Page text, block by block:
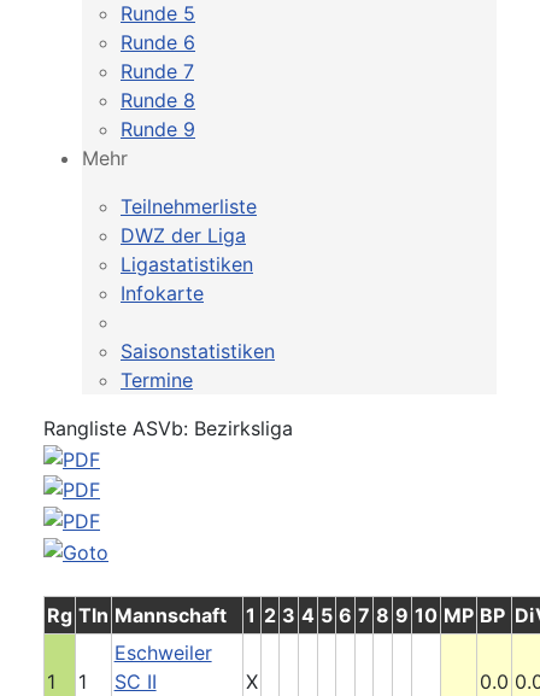
Runde 5
Runde 6
Runde 7
Runde 8
Runde 9
Mehr
Teilnehmerliste
DWZ der Liga
Ligastatistiken
Infokarte
Saisonstatistiken
Termine
Rangliste ASVb: Bezirksliga
Rg Tln Mannschaft 1 2 3 4 5 6 7 8 9 10 MP BP
1 1
Eschweiler
SC II
X 0.0